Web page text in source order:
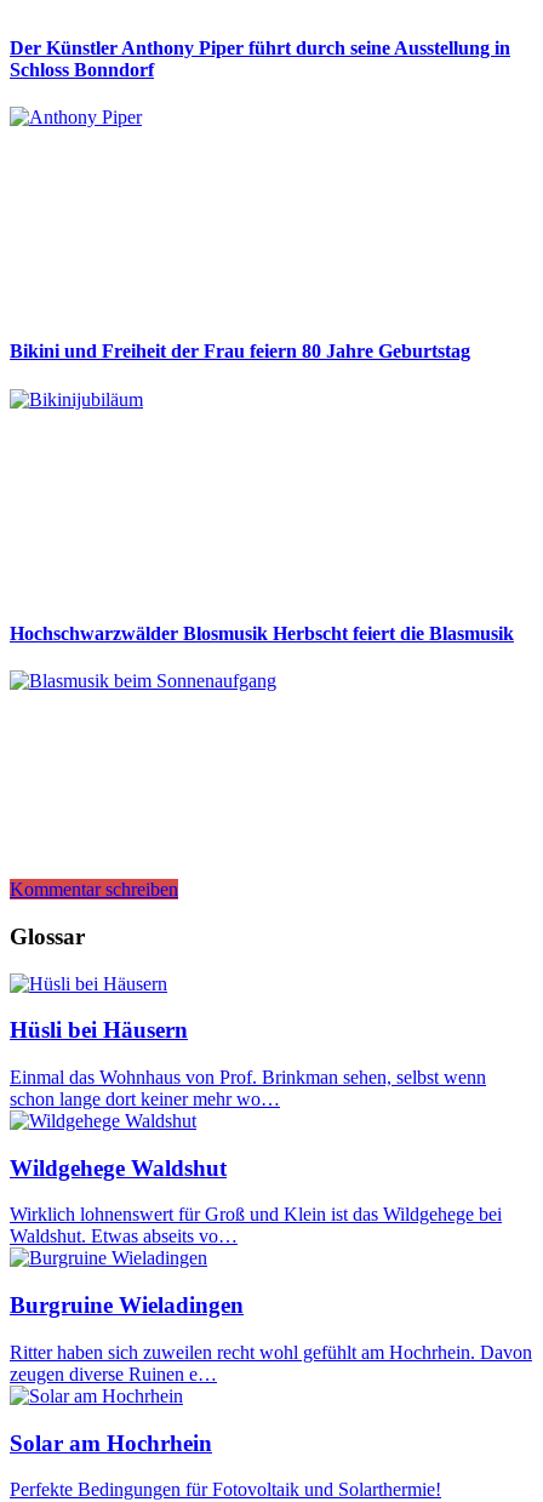
Der Künstler Anthony Piper führt durch seine Ausstellung in
Schloss Bonndorf
Bikini und Freiheit der Frau feiern 80 Jahre Geburtstag
Hochschwarzwälder Blosmusik Herbscht feiert die Blasmusik
Kommentar schreiben
Glossar
Hüsli bei Häusern
Einmal das Wohnhaus von Prof. Brinkman sehen, selbst wenn
schon lange dort keiner mehr wo…
Wildgehege Waldshut
Wirklich lohnenswert für Groß und Klein ist das Wildgehege bei
Waldshut. Etwas abseits vo…
Burgruine Wieladingen
Ritter haben sich zuweilen recht wohl gefühlt am Hochrhein. Davon
zeugen diverse Ruinen e…
Solar am Hochrhein
Perfekte Bedingungen für Fotovoltaik und Solarthermie!